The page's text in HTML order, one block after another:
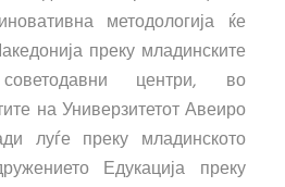
методологија ќе
преку младинските
центри, во
на Универзитетот Авеиро
луѓе преку младинското
Едукација преку